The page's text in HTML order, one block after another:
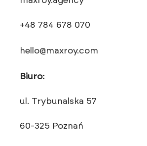
+48 784 678 070
hello@maxroy.com
Biuro:
ul. Trybunalska 57
60-325 Poznań